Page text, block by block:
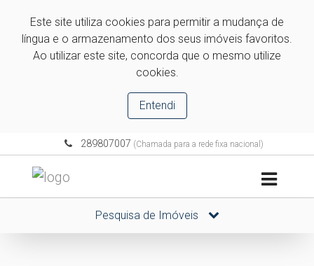
Este site utiliza cookies para permitir a mudança de
língua e o armazenamento dos seus imóveis favoritos.
Ao utilizar este site, concorda que o mesmo utilize
cookies.
Entendi
289807007 (Chamada para a rede fixa nacional)
Pesquisa de Imóveis